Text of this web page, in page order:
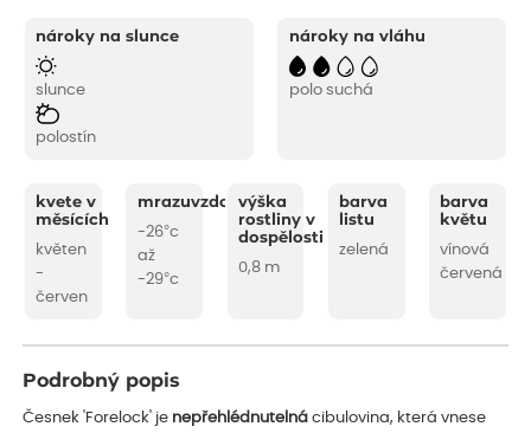
nároky na slunce
slunce
polostín
nároky na vláhu
polo suchá
kvete v
měsících
květen
-
červen
mrazuvzdornost
-26°c
až
-29°c
výška
rostliny v
dospělosti
0,8 m
barva
listu
zelená
barva
květu
vínová
červená
Podrobný popis
Česnek 'Forelock' je nepřehlédnutelná cibulovina, která vnese